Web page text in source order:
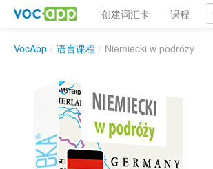
创建词汇卡 课程
VocApp / 语言课程 / Niemiecki w podróży